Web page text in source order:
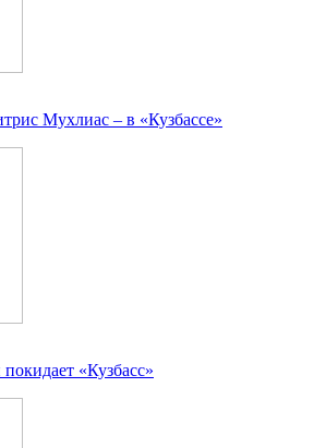
Мухлиас – в «Кузбассе»
«Кузбасс»